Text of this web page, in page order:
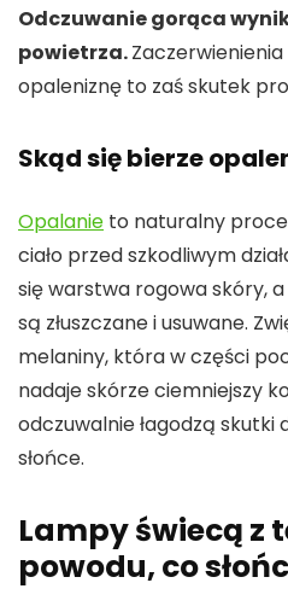
Odczuwanie gorąca
powietrza.
opaleniznę to zaś skutek
Skąd się bierze
Opalanie to naturalny
ciało przed szkodliwym
się warstwa rogowa skóry,
są złuszczane i usuwane.
melaniny, która w części
nadaje skórze ciemniejszy
odczuwalnie łagodzą skutki
słońce.
Lampy świecą z
powodu, co